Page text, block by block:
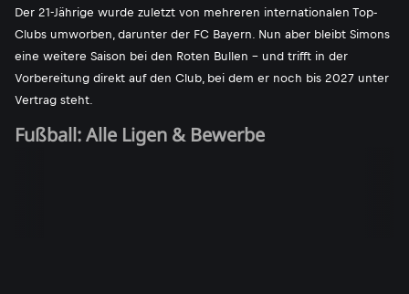
Der 21-Jährige wurde zuletzt von mehreren internationalen Top-
Clubs umworben, darunter der FC Bayern. Nun aber bleibt Simons
eine weitere Saison bei den Roten Bullen - und trifft in der
Vorbereitung direkt auf den Club, bei dem er noch bis 2027 unter
Vertrag steht.
Fußball: Alle Ligen & Bewerbe